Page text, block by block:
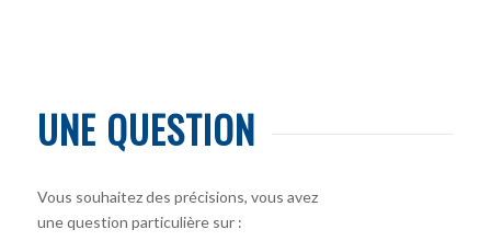
UNE QUESTION
Vous souhaitez des précisions, vous avez
une question particulière sur :